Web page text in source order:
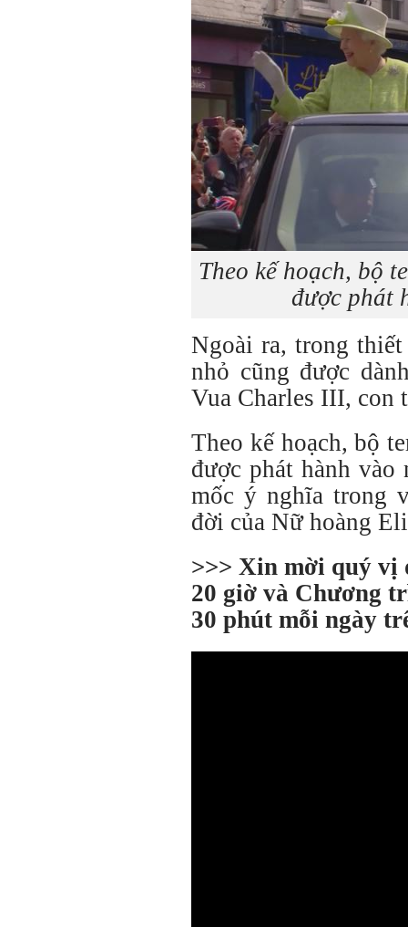
Theo kế hoạch, bộ
được phát
Ngoài ra, trong
nhỏ cũng được
Vua Charles III, con
Theo kế hoạch, bộ
được phát hành vào
mốc ý nghĩa trong
đời của Nữ hoàng
>>> Xin mời quý vị
20 giờ và Chương
30 phút mỗi ngày